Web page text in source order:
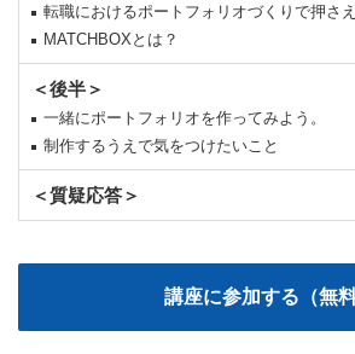
転職におけるポートフォリオづくりで押さ
MATCHBOXとは？
＜後半＞
一緒にポートフォリオを作ってみよう。
制作するうえで気をつけたいこと
＜質疑応答＞